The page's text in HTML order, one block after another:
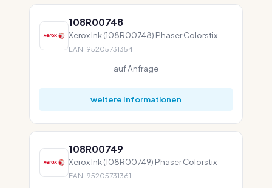
108R00748
Xerox Ink (108R00748) Phaser Colorstix
EAN: 95205731354
auf Anfrage
weitere Informationen
108R00749
Xerox Ink (108R00749) Phaser Colorstix
EAN: 95205731361